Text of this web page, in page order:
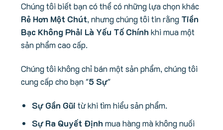
Chúng tôi biết bạn có thể có những lựa chọn khác
Rẻ Hơn Một Chút, nhưng chúng tôi tin rằng Tiền
Bạc Không Phải Là Yếu Tố Chính khi mua một
sản phẩm cao cấp.
Chúng tôi không chỉ bán một sản phẩm, chúng tôi
cung cấp cho bạn "5 Sự"
Sự Gần Gũi từ khi tìm hiểu sản phẩm.
Sự Ra Quyết Định mua hàng mà không nuối